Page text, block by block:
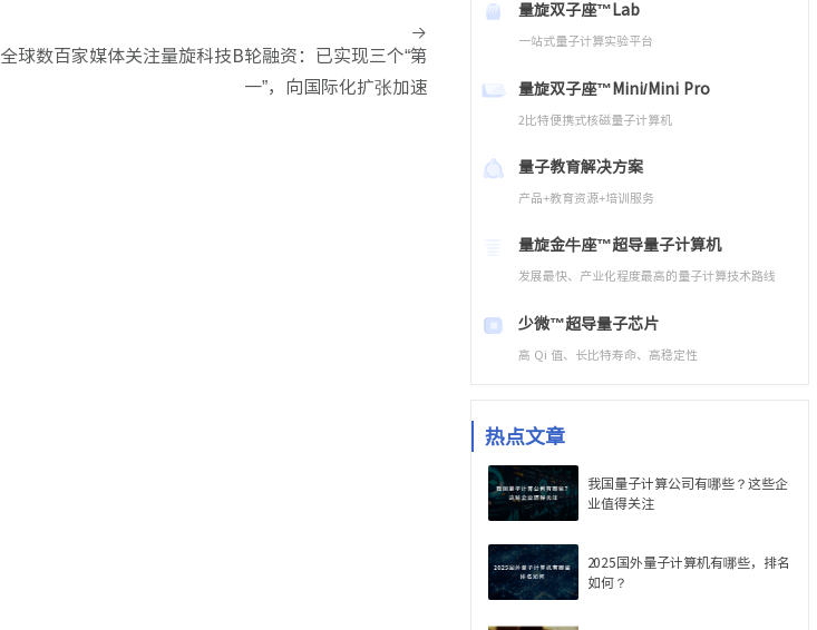
全球数百家媒体关注量旋科技B轮融资：已实现三个“第
一”，向国际化扩张加速
量旋双子座™Lab
一站式量子计算实验平台
量旋双子座™Mini/Mini Pro
2比特便携式核磁量子计算机
量子教育解决方案
产品+教育资源+培训服务
量旋金牛座™超导量子计算机
发展最快、产业化程度最高的量子计算技术路线
少微™超导量子芯片
高 Qi 值、长比特寿命、高稳定性
热点文章
我国量子计算公司有哪些？这些企
业值得关注
2025国外量子计算机有哪些，排名
如何？